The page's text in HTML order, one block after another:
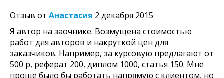
Отзыв от Анастасия 2 декабря 2015
Я автор на заочнике. Возмущена стоимостью
работ для авторов и накруткой цен для
заказчиков. Например, за курсовую предлагают от
500 р, реферат 200, диплом 1000, статья 150. Мне
проще было бы работать напрямую с клиентом, но